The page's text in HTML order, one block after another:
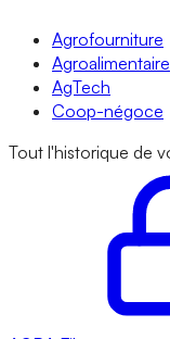
Agrofourniture
Agroalimentaire
AgTech
Coop-négoce
Tout l'historique de